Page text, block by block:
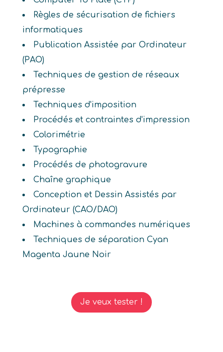
Règles de sécurisation de fichiers
informatiques
Publication Assistée par Ordinateur
(PAO)
Techniques de gestion de réseaux
prépresse
Techniques d'imposition
Procédés et contraintes d'impression
Colorimétrie
Typographie
Procédés de photogravure
Chaîne graphique
Conception et Dessin Assistés par
Ordinateur (CAO/DAO)
Machines à commandes numériques
Techniques de séparation Cyan
Magenta Jaune Noir
Je veux tester !